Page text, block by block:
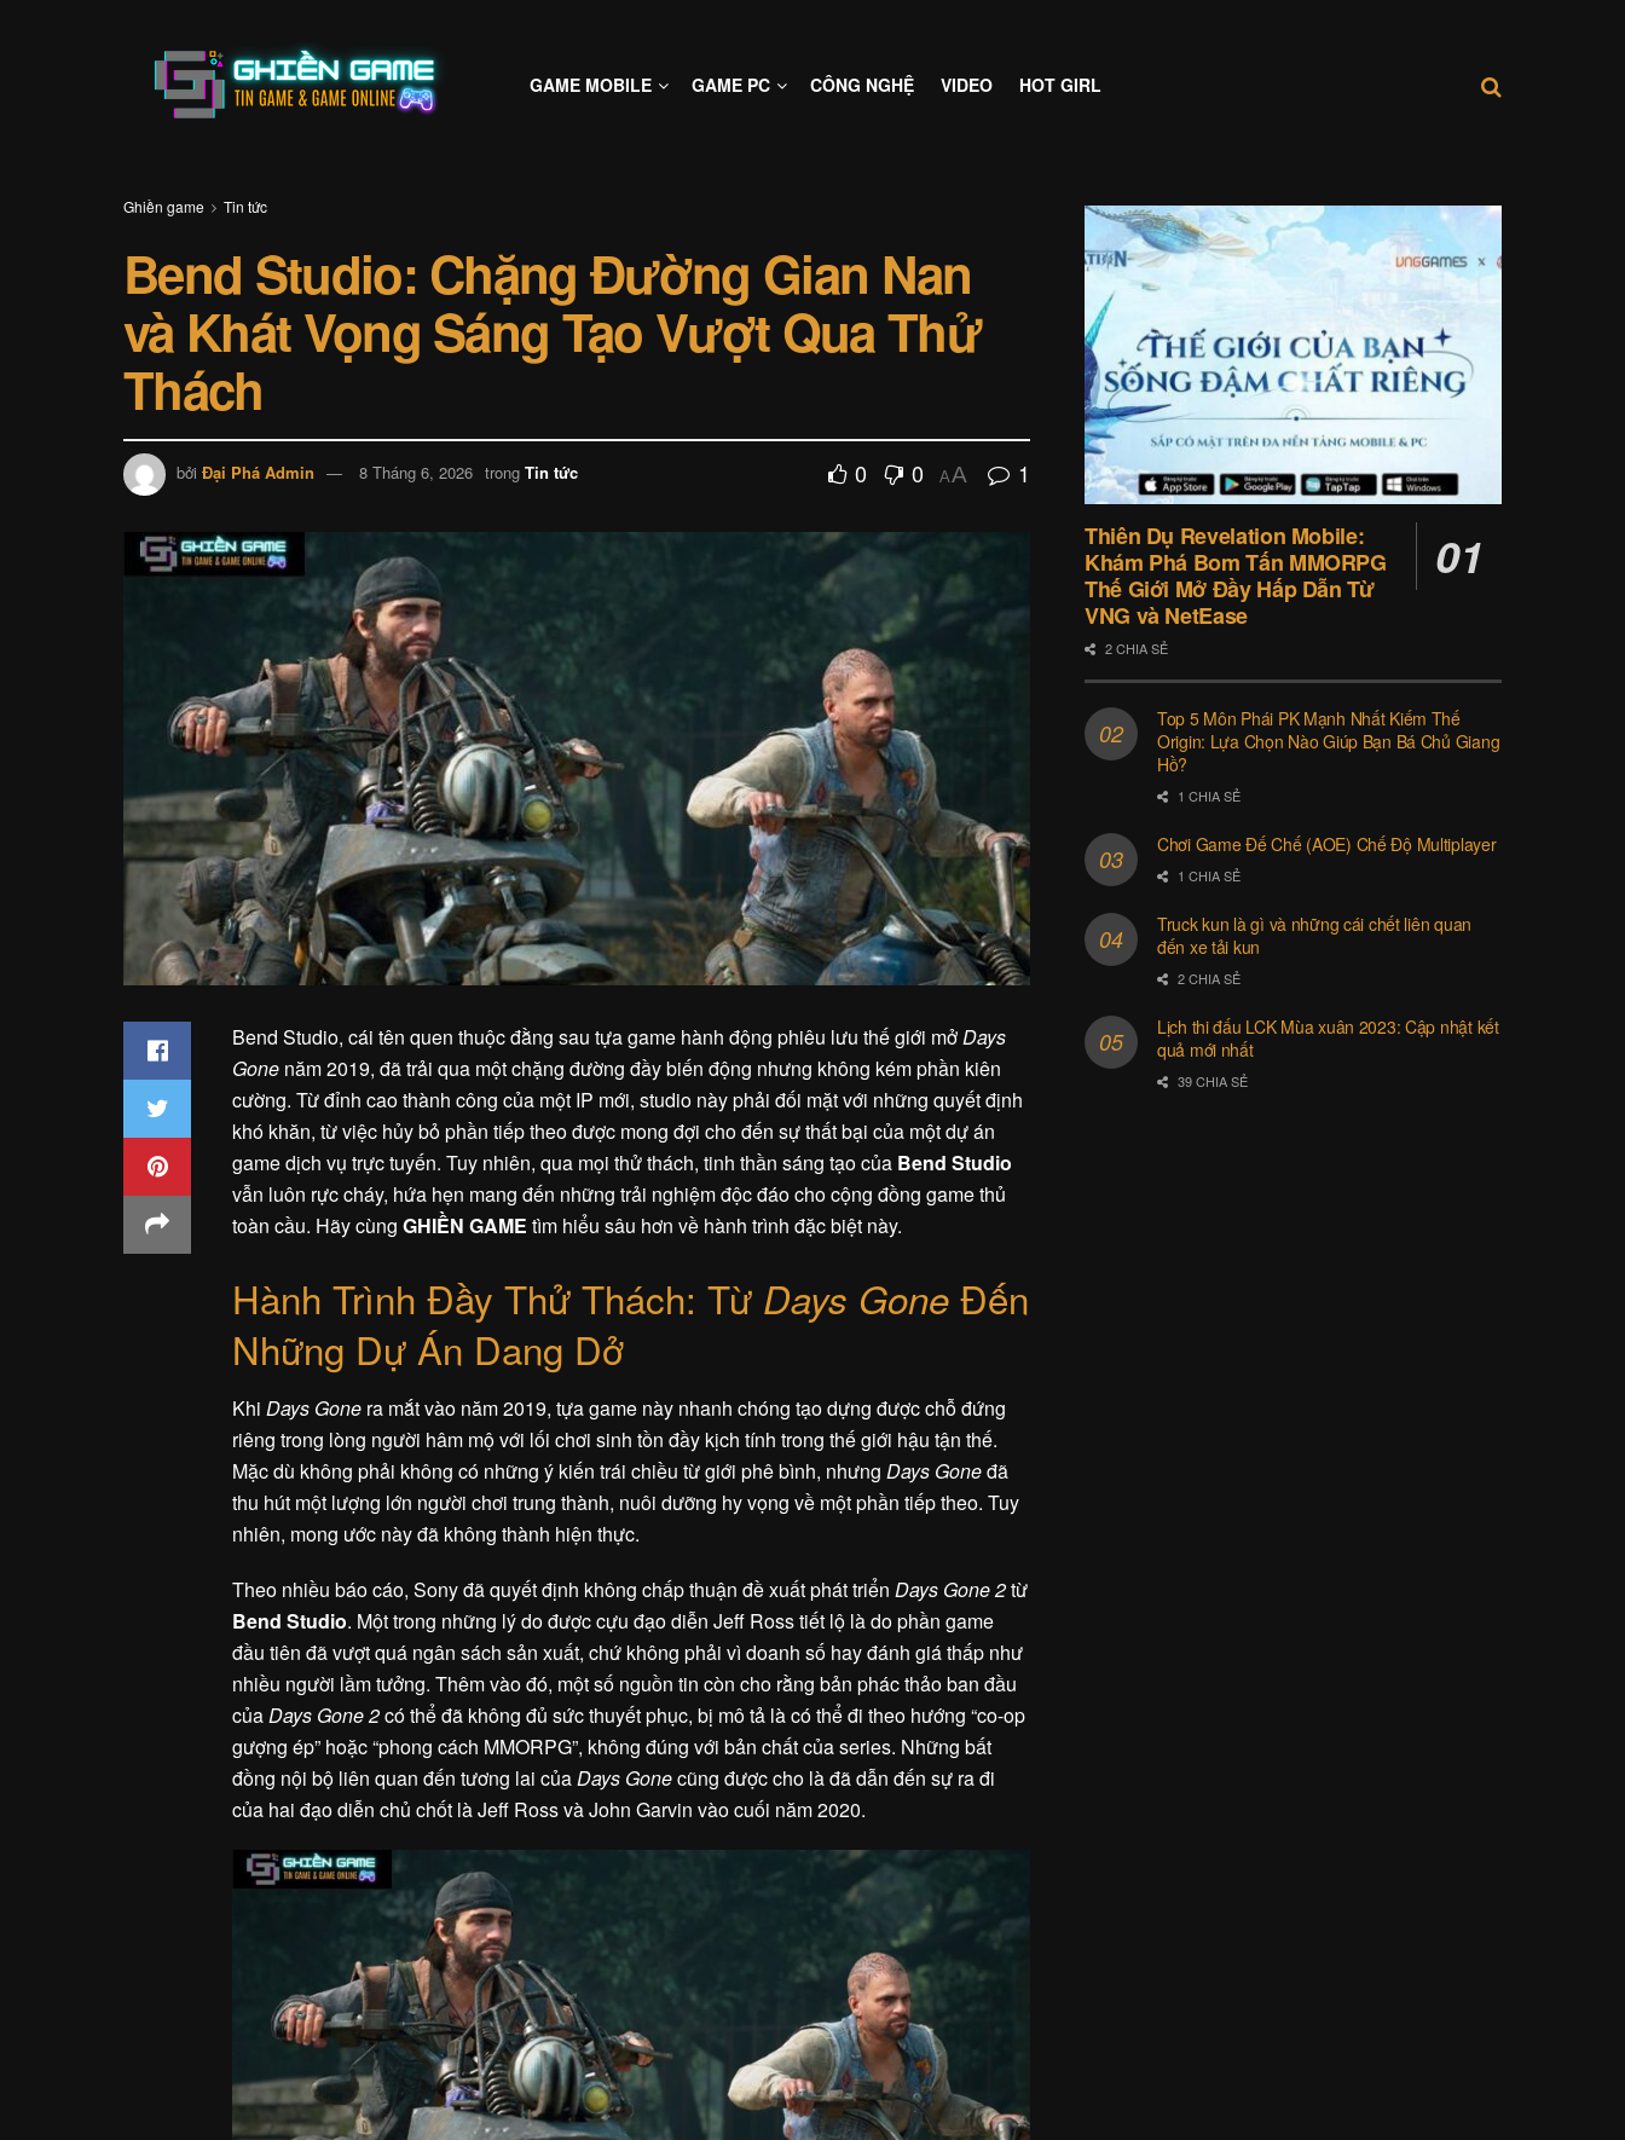
GAME MOBILE GAME PC CÔNG NGHỆ VIDEO HOT GIRL
Ghiền game Tin tức
Bend Studio: Chặng Đường Gian Nan
và Khát Vọng Sáng Tạo Vượt Qua Thử
Thách
bởi Đại Phá Admin 8 Tháng 6, 2026 trong Tin tức 0 0 AA 1
Bend Studio, cái tên quen thuộc đằng sau tựa game hành động phiêu lưu thế giới mởDays
Gone năm 2019, đã trải qua một chặng đường đầy biến động nhưng không kém phần kiên
cường. Từ đỉnh cao thành công của một IP mới, studio này phải đối mặt với những quyết định
khó khăn, từ việc hủy bỏ phần tiếp theo được mong đợi cho đến sự thất bại của một dự án
game dịch vụ trực tuyến. Tuy nhiên, qua mọi thử thách, tinh thần sáng tạo của Bend Studio
vẫn luôn rực cháy, hứa hẹn mang đến những trải nghiệm độc đáo cho cộng đồng game thủ
toàn cầu. Hãy cùng GHIỀN GAME tìm hiểu sâu hơn về hành trình đặc biệt này.
Hành Trình Đầy Thử Thách: Từ Days Gone Đến
Những Dự Án Dang Dở
Khi Days Gone ra mắt vào năm 2019, tựa game này nhanh chóng tạo dựng được chỗ đứng
riêng trong lòng người hâm mộ với lối chơi sinh tồn đầy kịch tính trong thế giới hậu tận thế.
Mặc dù không phải không có những ý kiến trái chiều từ giới phê bình, nhưng Days Goneđã
thu hút một lượng lớn người chơi trung thành, nuôi dưỡng hy vọng về một phần tiếp theo. Tuy
nhiên, mong ước này đã không thành hiện thực.
Theo nhiều báo cáo, Sony đã quyết định không chấp thuận đề xuất phát triển Days Gone 2từ
Bend Studio. Một trong những lý do được cựu đạo diễn Jeff Ross tiết lộ là do phần game
đầu tiên đã vượt quá ngân sách sản xuất, chứ không phải vì doanh số hay đánh giá thấp như
nhiều người lầm tưởng. Thêm vào đó, một số nguồn tin còn cho rằng bản phác thảo ban đầu
củaDays Gone 2có thể đã không đủ sức thuyết phục, bị mô tả là có thể đi theo hướng “co-op
gượng ép” hoặc “phong cách MMORPG”, không đúng với bản chất của series. Những bất
đồng nội bộ liên quan đến tương lai củaDays Gonecũng được cho là đã dẫn đến sự ra đi
của hai đạo diễn chủ chốt là Jeff Ross và John Garvin vào cuối năm 2020.
Thiên Dụ Revelation Mobile:
Khám Phá Bom Tấn MMORPG
Thế Giới Mở Đầy Hấp Dẫn Từ
VNG và NetEase
2 CHIA SẺ
Top 5 Môn Phái PK Mạnh Nhất Kiếm Thế
Origin: Lựa Chọn Nào Giúp Bạn Bá Chủ Giang
Hồ?
1 CHIA SẺ
Chơi Game Đế Chế (AOE) Chế Độ Multiplayer
1 CHIA SẺ
Truck kun là gì và những cái chết liên quan
đến xe tải kun
2 CHIA SẺ
Lịch thi đấu LCK Mùa xuân 2023: Cập nhật kết
quả mới nhất
39 CHIA SẺ